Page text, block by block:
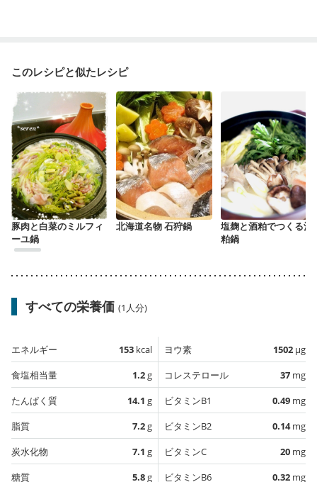
このレシピと似たレシピ
豚肉と白菜のミルフィ
ーユ鍋
北海道名物 石狩鍋
塩麹と酒粕でつくる酒
粕鍋
すべての栄養価 (1人分)
エネルギー 153 kcal
食塩相当量
1.2g
たんぱく質
14.1 g
脂質
7.2g
炭水化物
7.1 g
糖質
5.8g
ヨウ素 1502 µg
コレステロール
37 mg
ビタミンB1
0.49 mg
ビタミンB2
0.14mg
ビタミンC
20 mg
ビタミンB6
0.32 mg